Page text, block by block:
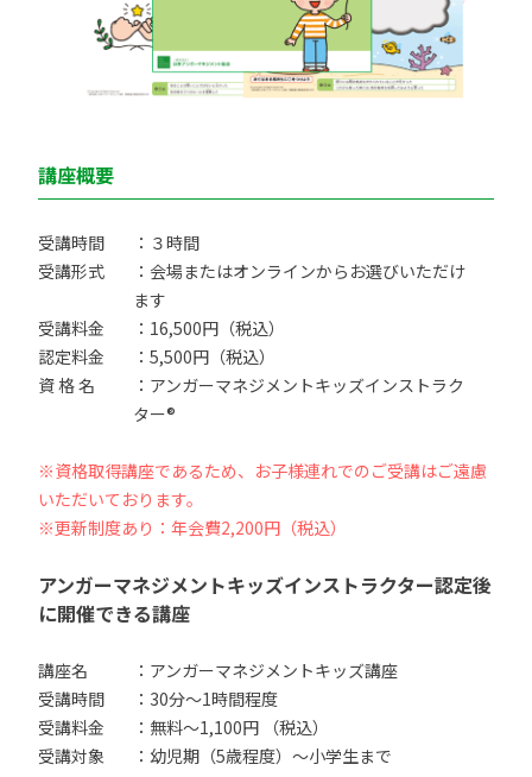
講座概要
受講時間
：３時間
受講形式
：会場またはオンラインからお選びいただけ
ます
受講料金
：16,500円（税込）
認定料金
：5,500円（税込）
資 格 名
：アンガーマネジメントキッズインストラク
ター®
※資格取得講座であるため、お子様連れでのご受講はご遠慮
いただいております。
※更新制度あり：年会費2,200円（税込）
アンガーマネジメントキッズインストラクター認定後
に開催できる講座
講座名
：アンガーマネジメントキッズ講座
受講時間
：30分〜1時間程度
受講料金
：無料〜1,100円 （税込）
受講対象
：幼児期（5歳程度）〜小学生まで